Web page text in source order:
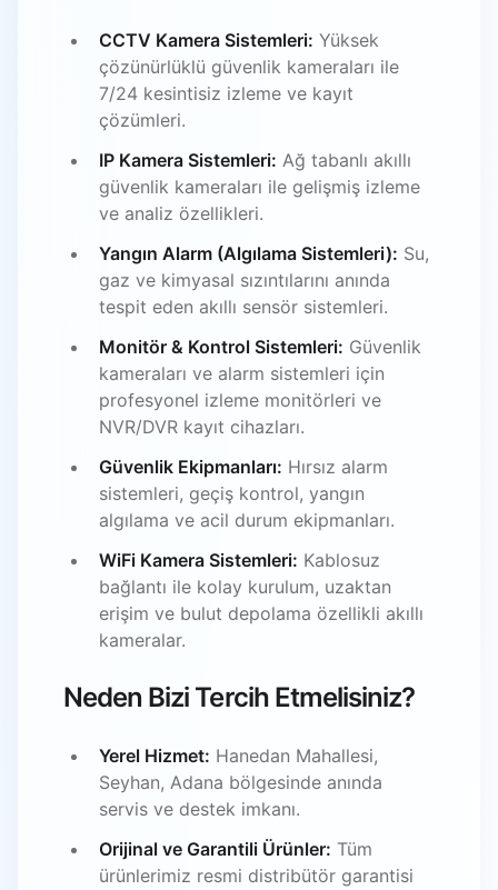
CCTV Kamera Sistemleri: Yüksek
çözünürlüklü güvenlik kameraları ile
7/24 kesintisiz izleme ve kayıt
çözümleri.
IP Kamera Sistemleri: Ağ tabanlı akıllı
güvenlik kameraları ile gelişmiş izleme
ve analiz özellikleri.
Yangın Alarm (Algılama Sistemleri): Su,
gaz ve kimyasal sızıntılarını anında
tespit eden akıllı sensör sistemleri.
Monitör & Kontrol Sistemleri: Güvenlik
kameraları ve alarm sistemleri için
profesyonel izleme monitörleri ve
NVR/DVR kayıt cihazları.
Güvenlik Ekipmanları: Hırsız alarm
sistemleri, geçiş kontrol, yangın
algılama ve acil durum ekipmanları.
WiFi Kamera Sistemleri: Kablosuz
bağlantı ile kolay kurulum, uzaktan
erişim ve bulut depolama özellikli akıllı
kameralar.
Neden Bizi Tercih Etmelisiniz?
Yerel Hizmet: Hanedan Mahallesi,
Seyhan, Adana bölgesinde anında
servis ve destek imkanı.
Orijinal ve Garantili Ürünler: Tüm
ürünlerimiz resmi distribütör garantisi